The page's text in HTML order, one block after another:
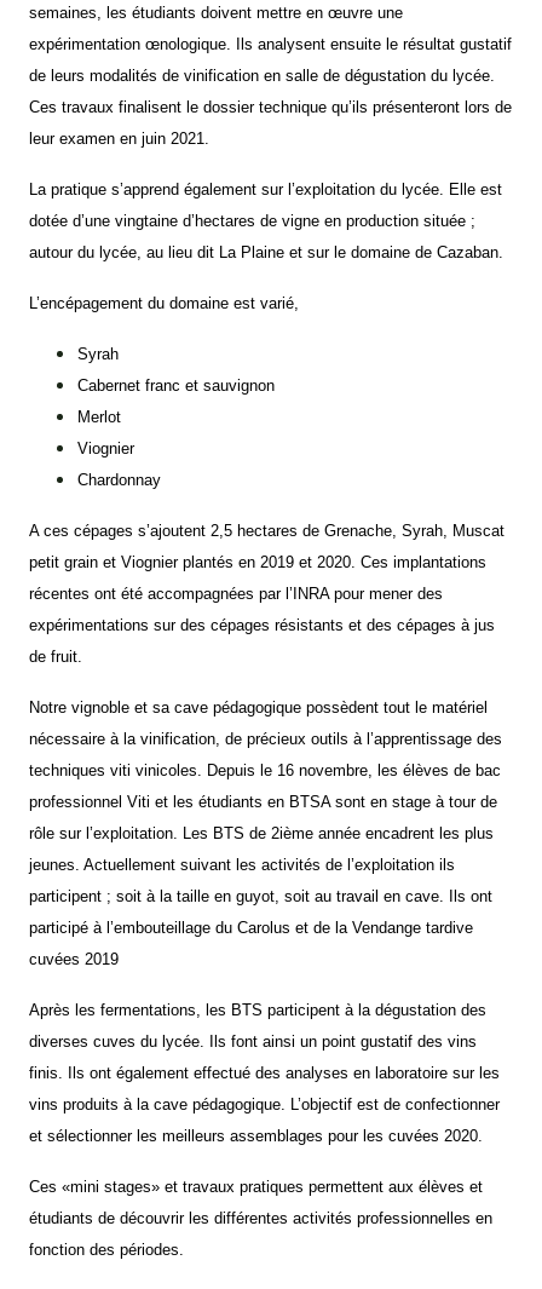
semaines, les étudiants doivent mettre en œuvre une
expérimentation œnologique. Ils analysent ensuite le résultat gustatif
de leurs modalités de vinification en salle de dégustation du lycée.
Ces travaux finalisent le dossier technique qu’ils présenteront lors de
leur examen en juin 2021.
La pratique s’apprend également sur l’exploitation du lycée. Elle est
dotée d’une vingtaine d’hectares de vigne en production située ;
autour du lycée, au lieu dit La Plaine et sur le domaine de Cazaban.
L’encépagement du domaine est varié,
Syrah
Cabernet franc et sauvignon
Merlot
Viognier
Chardonnay
A ces cépages s’ajoutent 2,5 hectares de Grenache, Syrah, Muscat
petit grain et Viognier plantés en 2019 et 2020. Ces implantations
récentes ont été accompagnées par l’INRA pour mener des
expérimentations sur des cépages résistants et des cépages à jus
de fruit.
Notre vignoble et sa cave pédagogique possèdent tout le matériel
nécessaire à la vinification, de précieux outils à l’apprentissage des
techniques viti vinicoles. Depuis le 16 novembre, les élèves de bac
professionnel Viti et les étudiants en BTSA sont en stage à tour de
rôle sur l’exploitation. Les BTS de 2ième année encadrent les plus
jeunes. Actuellement suivant les activités de l’exploitation ils
participent ; soit à la taille en guyot, soit au travail en cave. Ils ont
participé à l’embouteillage du Carolus et de la Vendange tardive
cuvées 2019
Après les fermentations, les BTS participent à la dégustation des
diverses cuves du lycée. Ils font ainsi un point gustatif des vins
finis. Ils ont également effectué des analyses en laboratoire sur les
vins produits à la cave pédagogique. L’objectif est de confectionner
et sélectionner les meilleurs assemblages pour les cuvées 2020.
Ces «mini stages» et travaux pratiques permettent aux élèves et
étudiants de découvrir les différentes activités professionnelles en
fonction des périodes.